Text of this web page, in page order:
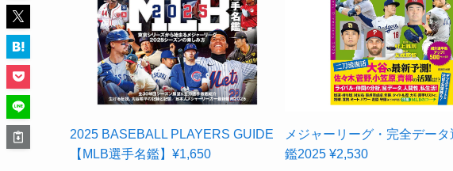
2025 BASEBALL PLAYERS GUIDE
【MLB選手名鑑】¥1,650
メジャーリーグ・完全データ
鑑2025 ¥2,530